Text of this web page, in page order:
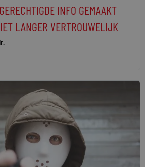
INFO GEMAAKT
LANGER VERTROUWELIJK